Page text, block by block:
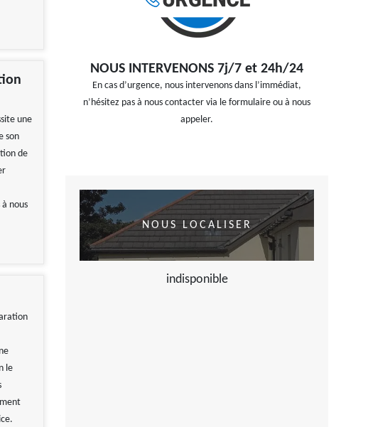
une
son
de
nous
le
NOUS INTERVENONS 7j/7 et 24h/24
En cas d’urgence, nous intervenons dans l’immédiat,
n’hésitez pas à nous contacter via le formulaire ou à nous
appeler.
NOUS LOCALISER
indisponible